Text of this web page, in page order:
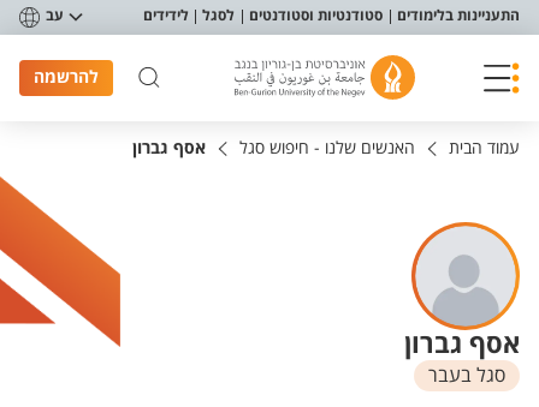
תפריט נגישות
התעניינות בלימודים סטודנטיות וסטודנטים לסגל לידידים עב
להרשמה
עמוד הבית האנשים שלנו - חיפוש סגל אסף גברון
אסף גברון
סגל בעבר